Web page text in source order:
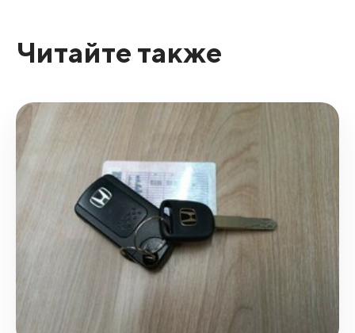
Читайте также